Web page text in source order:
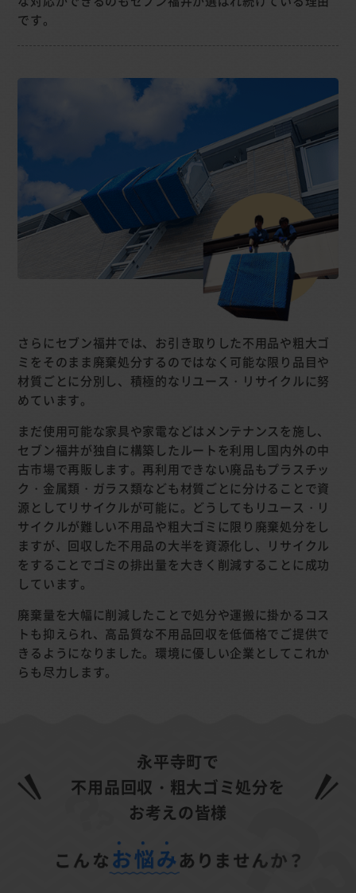
です。
さらにセブン福井では、お引き取りした不用品や粗大ゴ
ミをそのまま廃棄処分するのではなく可能な限り品目や
材質ごとに分別し、積極的なリユース・リサイクルに努
めています。
まだ使用可能な家具や家電などはメンテナンスを施し、
セブン福井が独自に構築したルートを利用し国内外の中
古市場で再販します。再利用できない廃品もプラスチッ
ク・金属類・ガラス類なども材質ごとに分けることで資
源としてリサイクルが可能に。どうしてもリユース・リ
サイクルが難しい不用品や粗大ゴミに限り廃棄処分をし
ますが、回収した不用品の大半を資源化し、リサイクル
をすることでゴミの排出量を大きく削減することに成功
しています。
廃棄量を大幅に削減したことで処分や運搬に掛かるコス
トも抑えられ、高品質な不用品回収を低価格でご提供で
きるようになりました。環境に優しい企業としてこれか
らも尽力します。
永平寺町で
不用品回収・粗大ゴミ処分を
お考えの皆様